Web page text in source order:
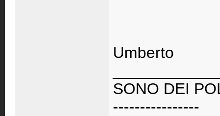
Umberto
SONO DEI
----------------